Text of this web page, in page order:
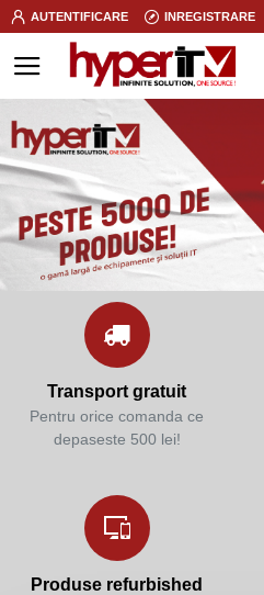
AUTENTIFICARE INREGISTRARE
Transport gratuit
Pentru orice comanda ce
depaseste 500 lei!
Produse refurbished